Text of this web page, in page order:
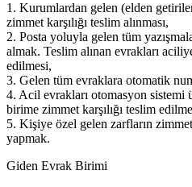
1. Kurumlardan gelen (elden
zimmet karşılığı teslim alınması,
2. Posta yoluyla gelen tüm
almak. Teslim alınan evrakları
edilmesi,
3. Gelen tüm evraklara otomatik
4. Acil evrakları otomasyon sistemi
birime zimmet karşılığı teslim
5. Kişiye özel gelen zarfların
yapmak.
Giden Evrak Birimi